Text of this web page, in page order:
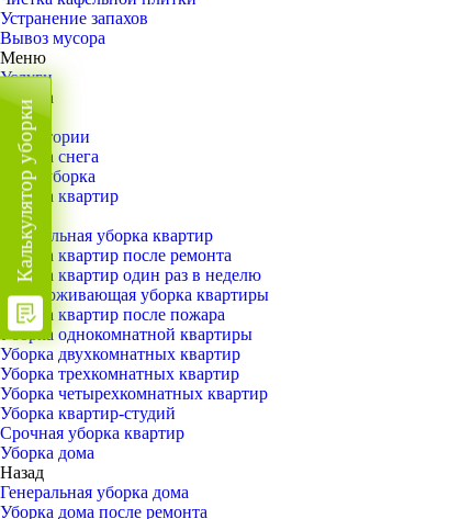
Устранение запахов
Вывоз мусора
Меню
Услуги
Уборка
Назад
Территории
Уборка снега
ВИП-уборка
Уборка квартир
Назад
Генеральная уборка квартир
Уборка квартир после ремонта
Уборка квартир один раз в неделю
Поддерживающая уборка квартиры
Уборка квартир после пожара
Уборка однокомнатной квартиры
Уборка двухкомнатных квартир
Уборка трехкомнатных квартир
Уборка четырехкомнатных квартир
Уборка квартир-студий
Срочная уборка квартир
Уборка дома
Назад
Генеральная уборка дома
Уборка дома после ремонта
Калькулятор уборки